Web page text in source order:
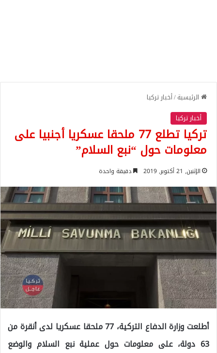
الرئيسية/أخبار تركيا
أخبار تركيا
تركيا تطلع 77 ملحقا عسكريا أجنبيا على
معلومات حول “نبع السلام”
الإثنين, 21 أكتوبر, 2019 دقيقة واحدة
أطلعت وزارة الدفاع التركية، 77 ملحقا عسكريا لدى أنقرة من
63 دولة، على معلومات حول عملية نبع السلام والوضع